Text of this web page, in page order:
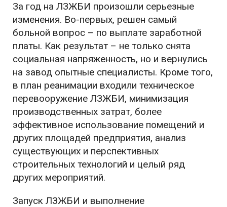
За год на ЛЗЖБИ произошли серьезные
изменения. Во-первых, решен самый
больной вопрос – по выплате заработной
платы. Как результат – не только снята
социальная напряженность, но и вернулись
на завод опытные специалисты. Кроме того,
в план реанимации входили техническое
перевооружение ЛЗЖБИ, минимизация
производственных затрат, более
эффективное использование помещений и
других площадей предприятия, анализ
существующих и перспективных
строительных технологий и целый ряд
других мероприятий.
Запуск ЛЗЖБИ и выполнение